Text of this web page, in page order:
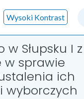
Wysoki Kontrast
Słupsku I z
w sprawie
ich
wyborczych